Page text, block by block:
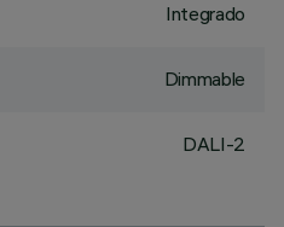
Integrado
Dimmable
DALI-2